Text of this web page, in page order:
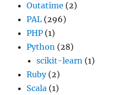
Outatime (2)
PAL (296)
PHP (1)
Python (28)
scikit-learn (1)
Ruby(2)
Scala (1)